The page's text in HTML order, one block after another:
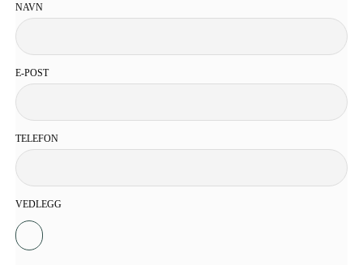
NAVN
E-POST
TELEFON
VEDLEGG